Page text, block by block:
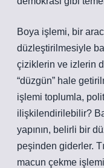
Boya işlemi, bir
düzleştirilmesiyle
çiziklerin ve izlerin
“düzgün” hale
işlemi toplumla,
ilişkilendirilebilir?
yapının, belirli bir
peşinden giderler.
macun çekme